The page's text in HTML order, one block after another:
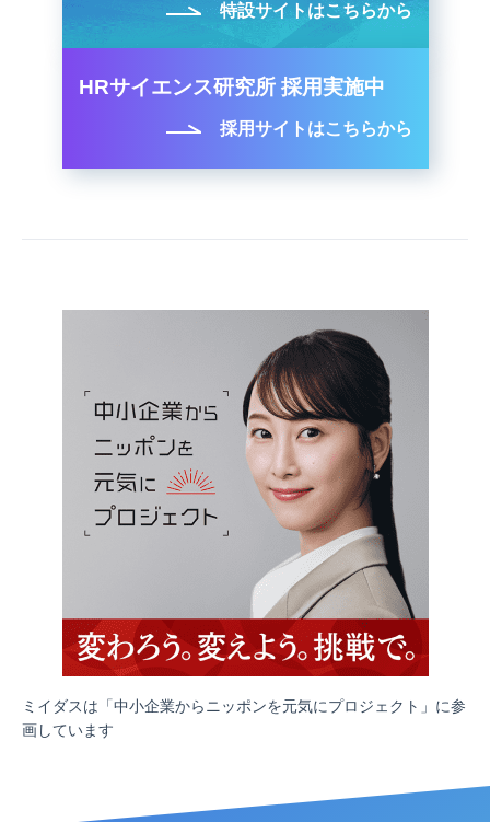
特設サイトはこちらから
HRサイエンス研究所 採用実施中
採用サイトはこちらから
ミイダスは「中小企業からニッポンを元気にプロジェクト」に参
画しています